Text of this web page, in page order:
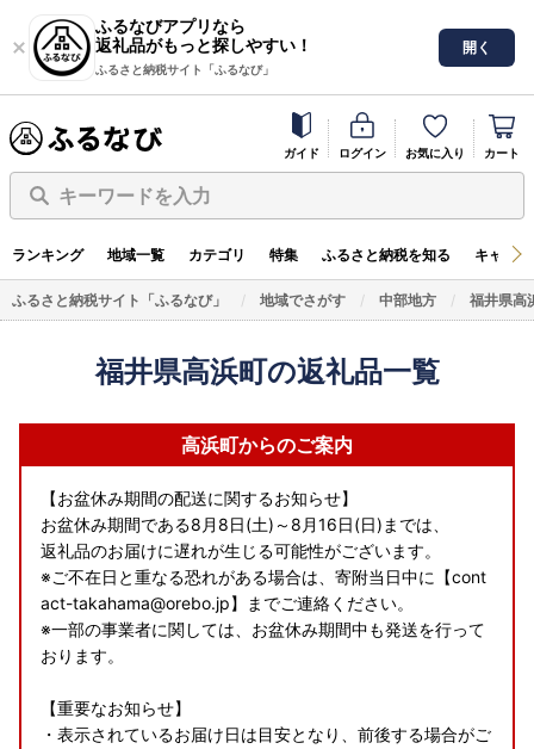
ふるなびアプリなら
返礼品がもっと探しやすい！
ふるさと納税サイト「ふるなび」
開く
ガイド ログイン お気に入り カート
キーワードを入力
ランキング 地域一覧 カテゴリ 特集 ふるさと納税を知る キャン
ふるさと納税サイト「ふるなび」 地域でさがす 中部地方 福井県高
福井県高浜町の返礼品一覧
高浜町からのご案内
【お盆休み期間の配送に関するお知らせ】
お盆休み期間である8月8日(土)～8月16日(日)までは、
返礼品のお届けに遅れが生じる可能性がございます。
※ご不在日と重なる恐れがある場合は、寄附当日中に【cont
act-takahama@orebo.jp】までご連絡ください。
※一部の事業者に関しては、お盆休み期間中も発送を行って
おります。
【重要なお知らせ】
・表示されているお届け日は目安となり、前後する場合がご